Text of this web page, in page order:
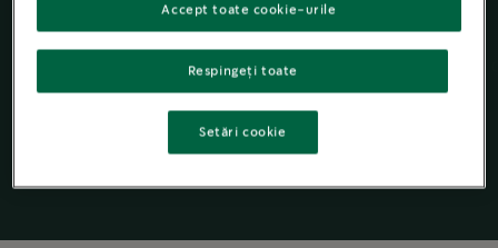
Starbucks
Respingeți toate
Accept toate cookie-urile
Setări cookie